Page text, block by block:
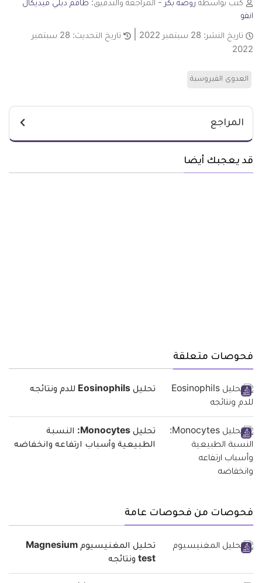
كتب بواسطة روضة بكر - المراجعة والتدقيق: طاقم ديلي ميديكال
انفو
تاريخ النشر: 28 سبتمبر 2022 تاريخ التحديث:
28 سبتمبر
2022
العدوى الفيروسية
المراجع
قد يعجبك أيضا
فحوصات متعلقة
تحليل Eosinophils للدم ونتائجه
تحليل Monocytes: النسبة
الطبيعية وأسباب ارتفاعه وانخفاضه
فحوصات من فحوصات عامة
تحليل المغنيسيوم Magnesium
test ونتائجه